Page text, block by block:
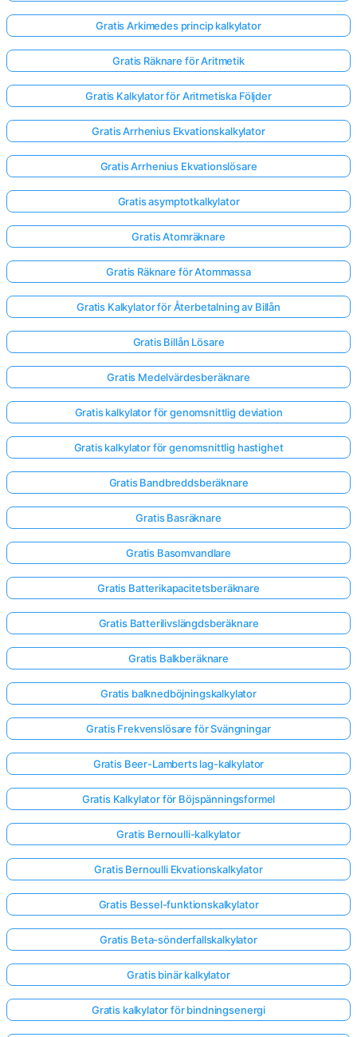
Gratis Arkimedes princip kalkylator
Gratis Räknare för Aritmetik
Gratis Kalkylator för Aritmetiska Följder
Gratis Arrhenius Ekvationskalkylator
Gratis Arrhenius Ekvationslösare
Gratis asymptotkalkylator
Gratis Atomräknare
Gratis Räknare för Atommassa
Gratis Kalkylator för Återbetalning av Billån
Gratis Billån Lösare
Gratis Medelvärdesberäknare
Gratis kalkylator för genomsnittlig deviation
Gratis kalkylator för genomsnittlig hastighet
Gratis Bandbreddsberäknare
Gratis Basräknare
Gratis Basomvandlare
Gratis Batterikapacitetsberäknare
Gratis Batterilivslängdsberäknare
Gratis Balkberäknare
Gratis balknedböjningskalkylator
Gratis Frekvenslösare för Svängningar
Gratis Beer-Lamberts lag-kalkylator
Gratis Kalkylator för Böjspänningsformel
Gratis Bernoulli-kalkylator
Gratis Bernoulli Ekvationskalkylator
Gratis Bessel-funktionskalkylator
Gratis Beta-sönderfallskalkylator
Gratis binär kalkylator
Gratis kalkylator för bindningsenergi